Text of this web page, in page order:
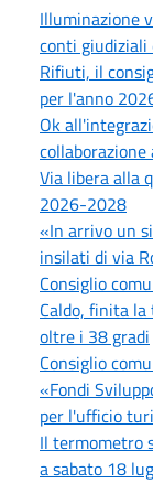
Illuminazione
conti
Rifiuti, il
per l'anno
Ok
Via libera alla
2026-2028
«In arrivo un
insilati di via
Consiglio
Caldo, finita
oltre i 38 gradi
Consiglio
«Fondi
per l'ufficio
Il termometro
a sabato 18